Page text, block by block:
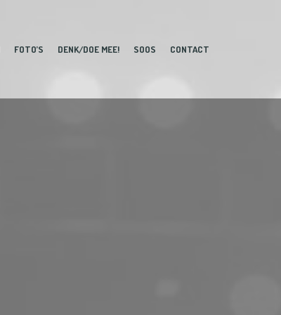
FOTO’S DENK/DOE MEE! SOOS CONTACT